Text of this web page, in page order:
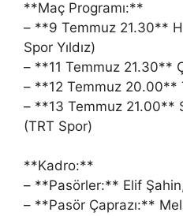
**Maç Programı:**
– **9 Temmuz 21.30**
Spor Yıldız)
– **11 Temmuz 21.30**
– **12 Temmuz 20.00**
– **13 Temmuz 21.00**
(TRT Spor)
**Kadro:**
– **Pasörler:** Elif
– **Pasör Çaprazı:**